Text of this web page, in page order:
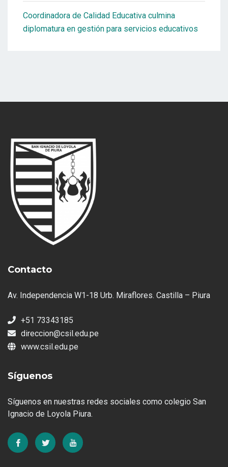
Coordinadora de Calidad Educativa culmina
diplomatura en gestión para servicios educativos
Contacto
Av. Independencia W1-18 Urb. Miraflores. Castilla – Piura
+51 73343185
direccion@csil.edu.pe
www.csil.edu.pe
Síguenos
Síguenos en nuestras redes sociales como colegio San
Ignacio de Loyola Piura.